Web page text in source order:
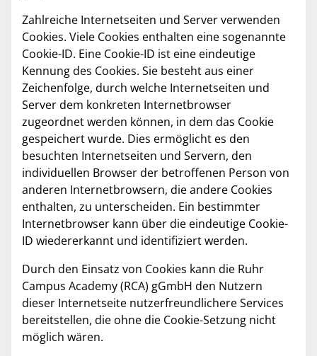
Zahlreiche Internetseiten und Server verwenden
Cookies. Viele Cookies enthalten eine sogenannte
Cookie-ID. Eine Cookie-ID ist eine eindeutige
Kennung des Cookies. Sie besteht aus einer
Zeichenfolge, durch welche Internetseiten und
Server dem konkreten Internetbrowser
zugeordnet werden können, in dem das Cookie
gespeichert wurde. Dies ermöglicht es den
besuchten Internetseiten und Servern, den
individuellen Browser der betroffenen Person von
anderen Internetbrowsern, die andere Cookies
enthalten, zu unterscheiden. Ein bestimmter
Internetbrowser kann über die eindeutige Cookie-
ID wiedererkannt und identifiziert werden.
Durch den Einsatz von Cookies kann die Ruhr
Campus Academy (RCA) gGmbH den Nutzern
dieser Internetseite nutzerfreundlichere Services
bereitstellen, die ohne die Cookie-Setzung nicht
möglich wären.